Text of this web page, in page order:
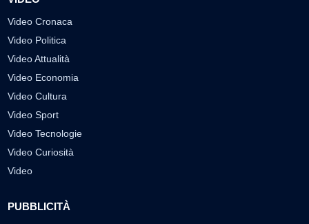
Video Cronaca
Video Politica
Video Attualità
Video Economia
Video Cultura
Video Sport
Video Tecnologie
Video Curiosità
Video
PUBBLICITÀ